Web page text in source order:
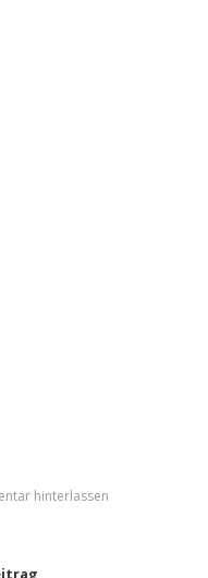
hinterlassen